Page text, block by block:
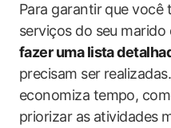
Para garantir que
serviços do seu
fazer uma lista
precisam ser
economiza tempo,
priorizar as atividades